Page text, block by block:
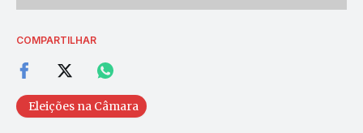
COMPARTILHAR
Eleições na Câmara